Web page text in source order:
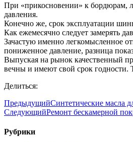
При «прикосновении» к бордюрам,
давления.
Конечно же, срок эксплуатации
Как ежемесячно следует замерять
Зачастую именно легкомысленное
пониженное давление, разница
Выпуская на рынок качественный
вечны и имеют свой срок годности.
Делиться:
ПредыдущийСинтетические масла
СледующийРемонт бескамерной
Рубрики